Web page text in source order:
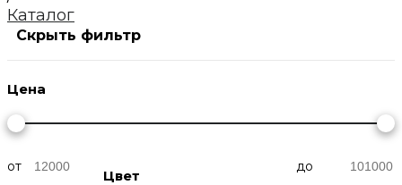
Каталог
Скрыть фильтр
Цена
от до
Цвет